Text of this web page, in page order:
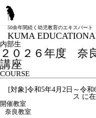
50余年間続く幼児教育のエキスパート
KUMA
内部生
２０２６年度 奈
講座
COURSE
[対象]令和5年4月2日～令
ス に
開催教室
奈良教室